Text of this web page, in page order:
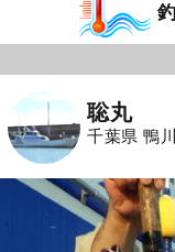
聡丸
千葉県 鴨